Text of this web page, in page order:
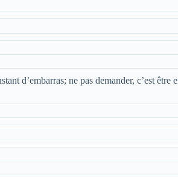
d’embarras; ne pas demander, c’est être